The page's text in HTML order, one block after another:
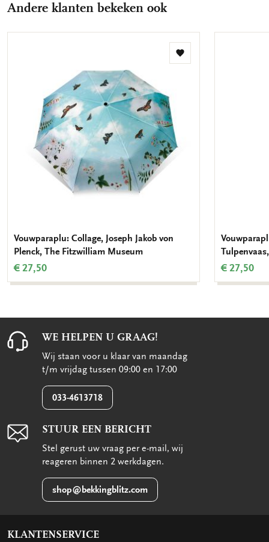
Andere klanten bekeken ook
Toevoegen
Vouwparaplu: Collage, Joseph Jakob von
Plenck, The Fitzwilliam Museum
€ 27,50 € 27,50
WE HELPEN U GRAAG!
Wij staan voor u klaar van maandag
t/m vrijdag tussen 09:00 en 17:00
033-4613718
STUUR EEN BERICHT
Stel gerust uw vraag per e-mail, wij
reageren binnen 2 werkdagen.
shop@bekkingblitz.com
KLANTENSERVICE